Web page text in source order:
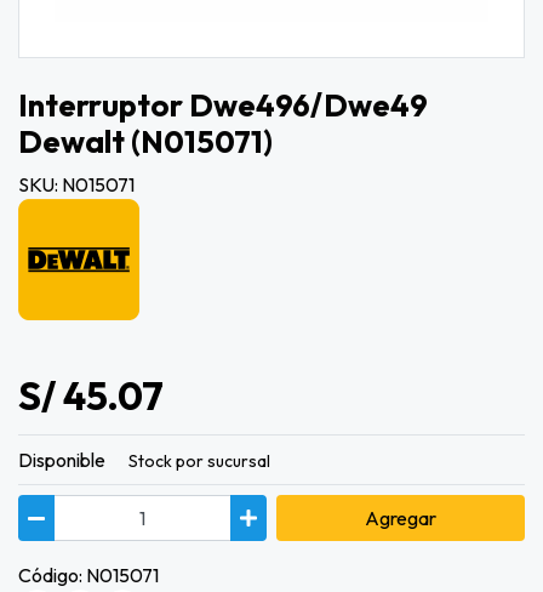
Interruptor Dwe496/dwe49
Dewalt (n015071)
SKU: N015071
S/ 45.07
Disponible Stock por sucursal
Agregar
Código: N015071